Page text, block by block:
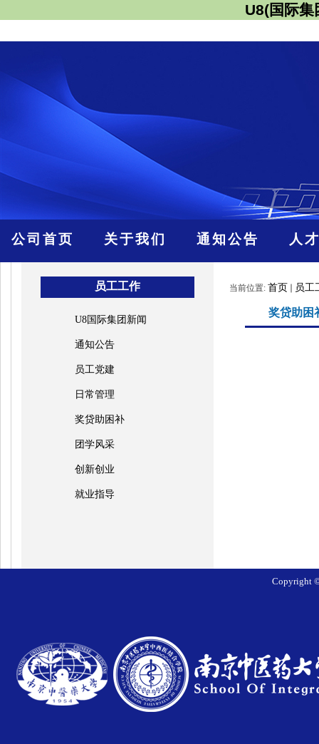
U8(国际集
公司首页 关于我们 通知公告 人
员工工作
U8国际集团新闻
通知公告
员工党建
日常管理
奖贷助困补
团学风采
创新创业
就业指导
当前位置: 首页 员工
奖贷助困
Copyright